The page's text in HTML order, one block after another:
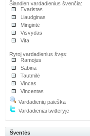
Šiandien vardadienius švenčia:
Evaristas
Liaudginas
Mingintė
Visvydas
Vita
Rytoj vardadienius švęs:
Ramojus
Sabina
Tautmilė
Vincas
Vincentas
Vardadienių paieška
Vardadieniai twitteryje
Šventės